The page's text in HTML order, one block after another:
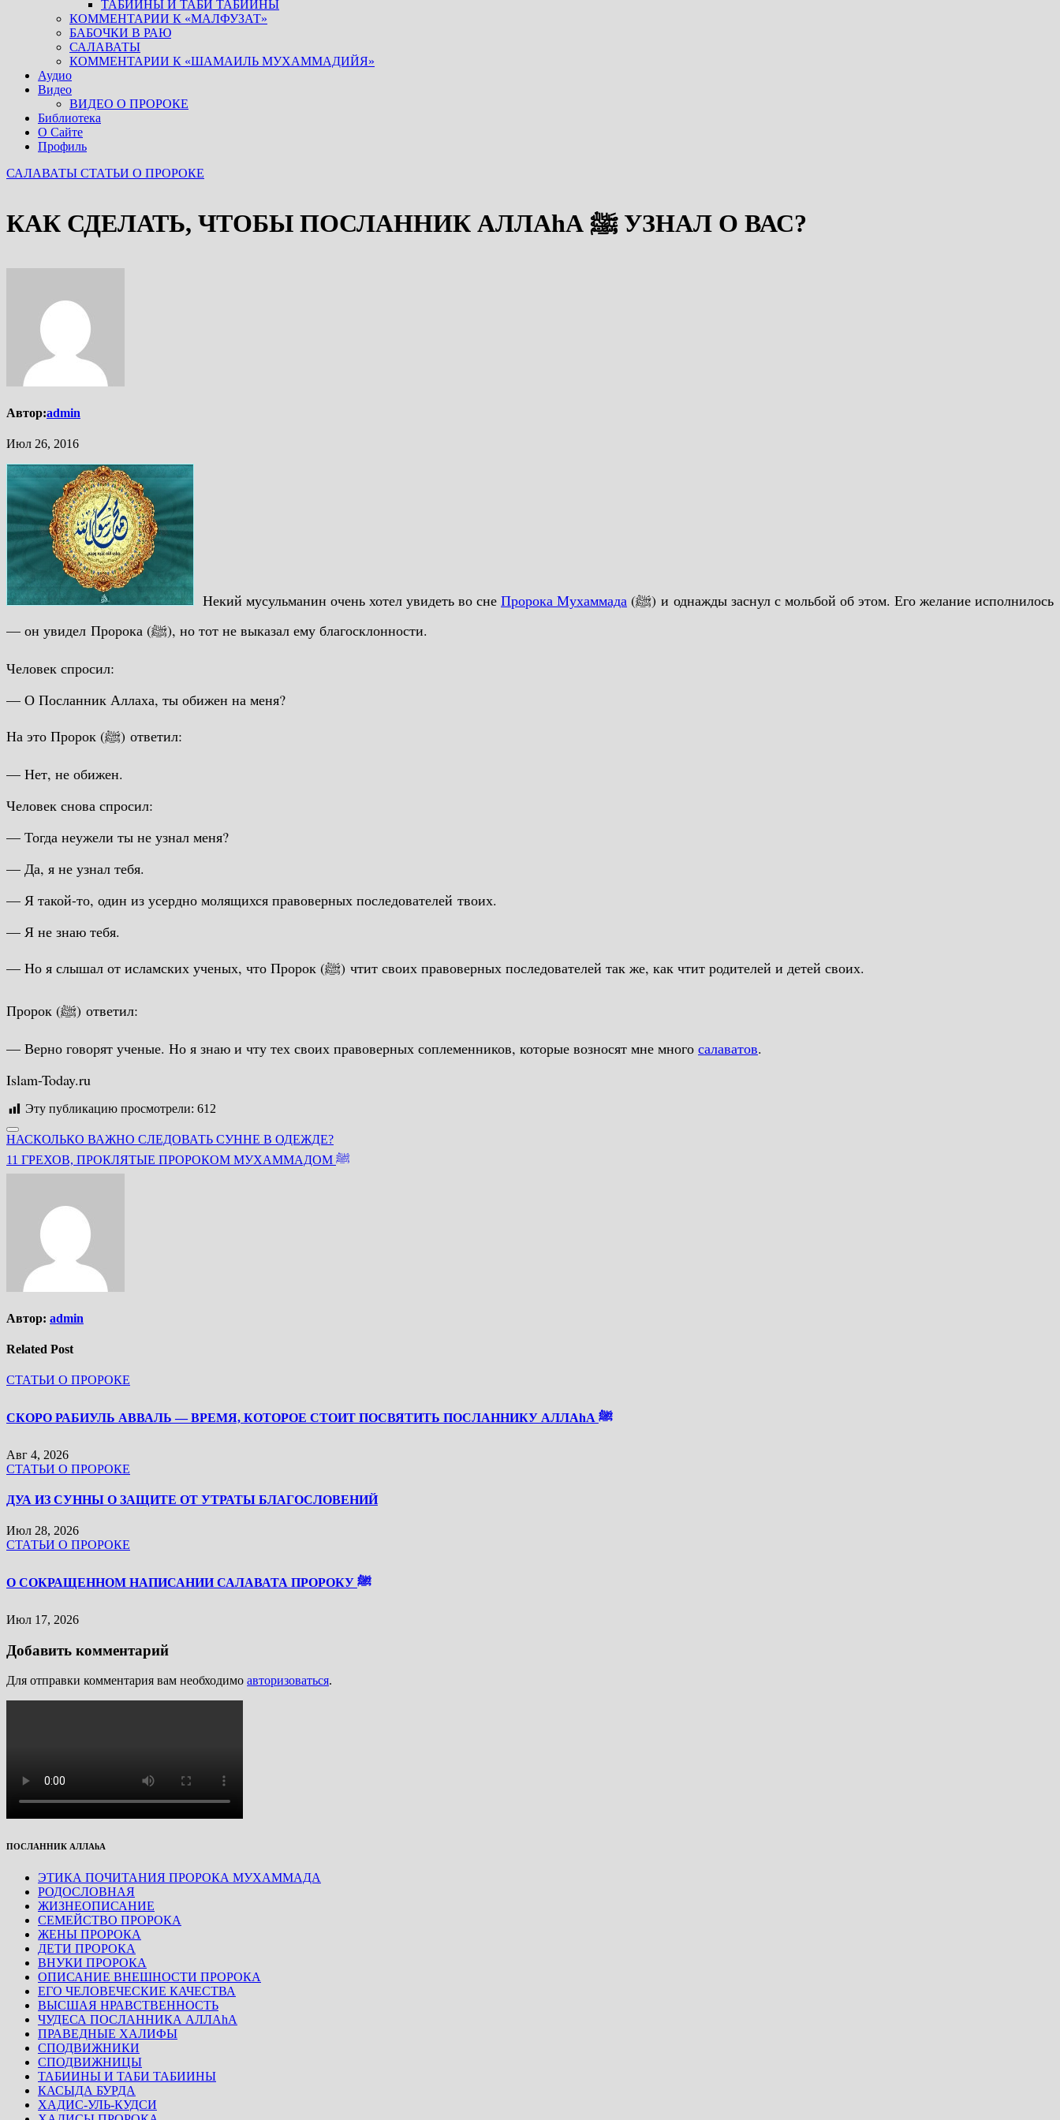
ТАБИИНЫ И ТАБИ ТАБИИНЫ
КОММЕНТАРИИ К «МАЛФУЗАТ»
БАБОЧКИ В РАЮ
САЛАВАТЫ
КОММЕНТАРИИ К «ШАМАИЛЬ МУХАММАДИЙЯ»
Аудио
Видео
ВИДЕО О ПРОРОКЕ
Библиотека
О Сайте
Профиль
САЛАВАТЫ СТАТЬИ О ПРОРОКЕ
КАК СДЕЛАТЬ, ЧТОБЫ ПОСЛАННИК АЛЛАhА ﷺ УЗНАЛ О ВАС?
Автор:admin
Июл 26, 2016
Некий мусульманин очень хотел увидеть во сне Пророка Мухаммада (ﷺ) и однажды заснул с мольбой об этом. Его желание исполнилось
— он увидел Пророка (ﷺ), но тот не выказал ему благосклонности.
Человек спросил:
— О Посланник Аллаха, ты обижен на меня?
На это Пророк (ﷺ) ответил:
— Нет, не обижен.
Человек снова спросил:
— Тогда неужели ты не узнал меня?
— Да, я не узнал тебя.
— Я такой-то, один из усердно молящихся правоверных последователей твоих.
— Я не знаю тебя.
— Но я слышал от исламских ученых, что Пророк (ﷺ) чтит своих правоверных последователей так же, как чтит родителей и детей своих.
Пророк (ﷺ) ответил:
— Верно говорят ученые. Но я знаю и чту тех своих правоверных соплеменников, которые возносят мне много салаватов.
Islam-Today.ru
Эту публикацию просмотрели: 612
Навигация
по
НАСКОЛЬКО ВАЖНО СЛЕДОВАТЬ СУННЕ В ОДЕЖДЕ?
11 ГРЕХОВ, ПРОКЛЯТЫЕ ПРОРОКОМ МУХАММАДОМ ﷺ
Автор: admin
Related Post
СТАТЬИ О ПРОРОКЕ
СКОРО РАБИУЛЬ АВВАЛЬ — ВРЕМЯ, КОТОРОЕ СТОИТ ПОСВЯТИТЬ ПОСЛАННИКУ АЛЛАhА ﷺ
Авг 4, 2026
СТАТЬИ О ПРОРОКЕ
ДУА ИЗ СУННЫ О ЗАЩИТЕ ОТ УТРАТЫ БЛАГОСЛОВЕНИЙ
Июл 28, 2026
СТАТЬИ О ПРОРОКЕ
О СОКРАЩЕННОМ НАПИСАНИИ САЛАВАТА ПРОРОКУ ﷺ
Июл 17, 2026
Добавить комментарий
Для отправки комментария вам необходимо авторизоваться.
ПОСЛАННИК АЛЛАhА
ЭТИКА ПОЧИТАНИЯ ПРОРОКА МУХАММАДА
РОДОСЛОВНАЯ
ЖИЗНЕОПИСАНИЕ
СЕМЕЙСТВО ПРОРОКА
ЖЕНЫ ПРОРОКА
ДЕТИ ПРОРОКА
ВНУКИ ПРОРОКА
ОПИСАНИЕ ВНЕШНОСТИ ПРОРОКА
ЕГО ЧЕЛОВЕЧЕСКИЕ КАЧЕСТВА
ВЫСШАЯ НРАВСТВЕННОСТЬ
ЧУДЕСА ПОСЛАННИКА АЛЛАhА
ПРАВЕДНЫЕ ХАЛИФЫ
СПОДВИЖНИКИ
СПОДВИЖНИЦЫ
ТАБИИНЫ И ТАБИ ТАБИИНЫ
КАСЫДА БУРДА
ХАДИС-УЛЬ-КУДСИ